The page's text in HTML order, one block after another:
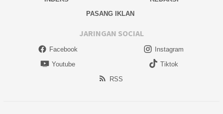
PASANG IKLAN
JARINGAN SOCIAL
Facebook
Instagram
Youtube
Tiktok
RSS